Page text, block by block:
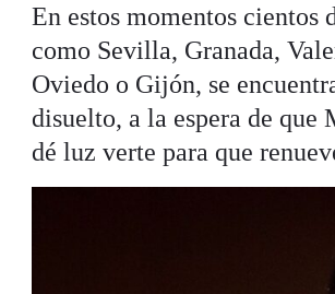
En estos momentos cientos
como Sevilla, Granada,
Oviedo o Gijón, se
disuelto, a la espera de que
dé luz verte para que